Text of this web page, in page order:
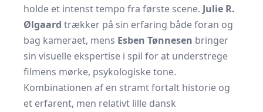
holde et intenst tempo fra første scene. Julie R.
Ølgaard trækker på sin erfaring både foran og
bag kameraet, mens Esben Tønnesen bringer
sin visuelle ekspertise i spil for at understrege
filmens mørke, psykologiske tone.
Kombinationen af en stramt fortalt historie og
et erfarent, men relativt lille dansk